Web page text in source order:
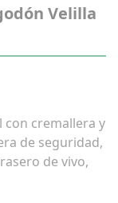
Velilla
con cremallera y
de seguridad,
de vivo,